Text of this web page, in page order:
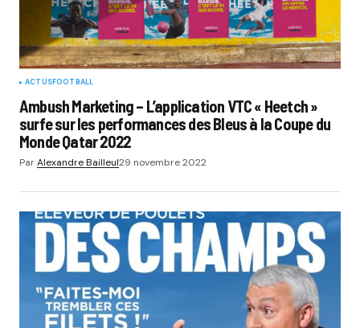
ACTUSFOOTBALL
Ambush Marketing – L’application VTC « Heetch »
surfe sur les performances des Bleus à la Coupe du
Monde Qatar 2022
ParAlexandre Bailleul29 novembre 2022